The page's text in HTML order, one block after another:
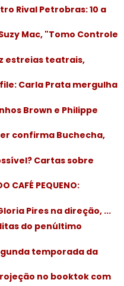
Rival Petrobras: 10 a
Mac, "Tomo Controle
estreias teatrais,
Carla Prata mergulha
Brown e Philippe
confirma Buchecha,
Cartas sobre
CAFÉ PEQUENO:
Pires na direção, ...
do penúltimo
temporada da
no booktok com